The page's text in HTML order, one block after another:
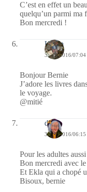
C’est en effet un
quelqu’un parmi ma
Bon mercredi !
Kévin
30/11/2016/07:04
Bonjour Bernie
J’adore les livres
le voyage.
@mitié
dom
30/11/2016/06:15
Pour les adultes
Bon mercredi avec
Et Ekla qui a chopé
Bisoux, bernie